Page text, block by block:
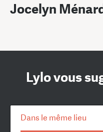
Jocelyn
Lylo vous
Dans le même lieu